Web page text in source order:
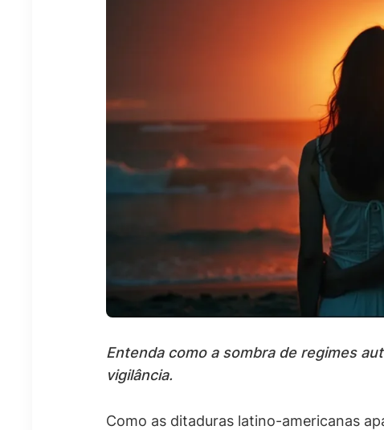
Entenda como a sombra de regimes
vigilância.
Como as ditaduras latino-americanas